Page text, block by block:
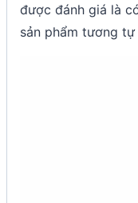
được đánh giá là
sản phẩm tương